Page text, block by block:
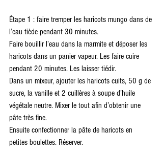
Étape 1 : faire tremper les haricots mungo dans de
l’eau tiède pendant 30 minutes.
Faire bouillir l’eau dans la marmite et déposer les
haricots dans un panier vapeur. Les faire cuire
pendant 20 minutes. Les laisser tiédir.
Dans un mixeur, ajouter les haricots cuits, 50 g de
sucre, la vanille et 2 cuillères à soupe d’huile
végétale neutre. Mixer le tout afin d’obtenir une
pâte très fine.
Ensuite confectionner la pâte de haricots en
petites boulettes. Réserver.